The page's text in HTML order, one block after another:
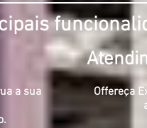
a sua
Offereça